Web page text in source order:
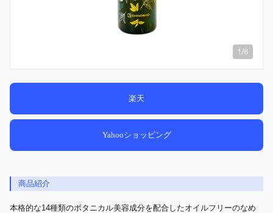
1 /6
楽天
Yahooショッピング
商品紹介
本格的な14種類のボタニカル美容成分を配合したオイルフリーのなめ